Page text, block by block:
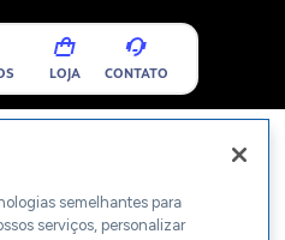
LOJA CONTATO
semelhantes para
serviços, personalizar